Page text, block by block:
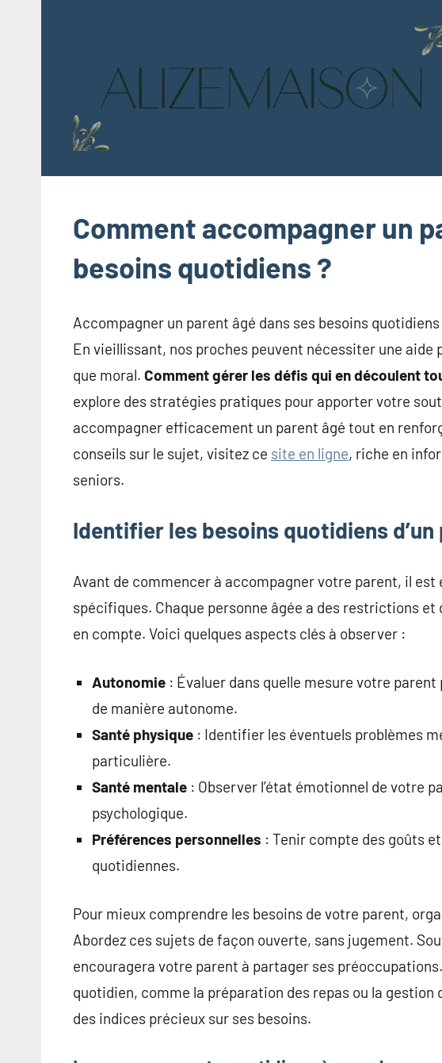
Comment accompagner un
besoins quotidiens ?
Accompagner un parent âgé dans ses besoins
En vieillissant, nos proches peuvent nécessiter une aide
que moral. Comment gérer les défis qui en découlent
explore des stratégies pratiques pour apporter votre
accompagner efficacement un parent âgé tout en
conseils sur le sujet, visitez ce site en ligne, riche en
seniors.
Identifier les besoins quotidiens
Avant de commencer à accompagner votre parent, il
spécifiques. Chaque personne âgée a des restrictions
en compte. Voici quelques aspects clés à observer :
Autonomie : Évaluer dans quelle mesure votre
de manière autonome.
Santé physique : Identifier les éventuels problèmes
particulière.
Santé mentale : Observer l’état émotionnel de votre
psychologique.
Préférences personnelles : Tenir compte des goûts
quotidiennes.
Pour mieux comprendre les besoins de votre parent,
Abordez ces sujets de façon ouverte, sans jugement.
encouragera votre parent à partager ses
quotidien, comme la préparation des repas ou la gestion
des indices précieux sur ses besoins.